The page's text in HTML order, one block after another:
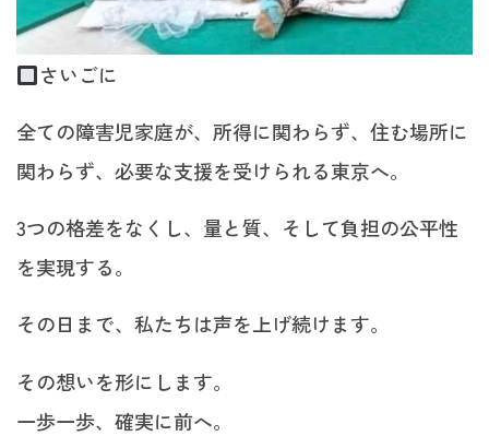
さいごに
全ての障害児家庭が、所得に関わらず、住む場所に
関わらず、必要な支援を受けられる東京へ。
3つの格差をなくし、量と質、そして負担の公平性
を実現する。
その日まで、私たちは声を上げ続けます。
その想いを形にします。
一歩一歩、確実に前へ。